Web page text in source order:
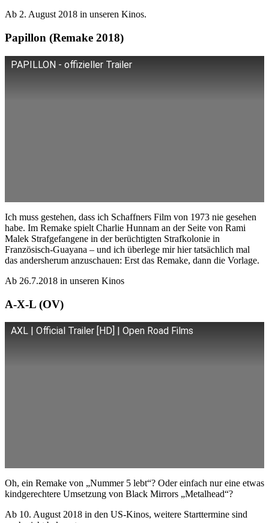
Ab 2. August 2018 in unseren Kinos.
Papillon (Remake 2018)
PAPILLON - offizieller Trailer
Ich muss gestehen, dass ich Schaffners Film von 1973 nie gesehen
habe. Im Remake spielt Charlie Hunnam an der Seite von Rami
Malek Strafgefangene in der berüchtigten Strafkolonie in
Französisch-Guayana – und ich überlege mir hier tatsächlich mal
das andersherum anzuschauen: Erst das Remake, dann die Vorlage.
Ab 26.7.2018 in unseren Kinos
A-X-L (OV)
AXL | Official Trailer [HD] | Open Road Films
Oh, ein Remake von „Nummer 5 lebt“? Oder einfach nur eine etwas
kindgerechtere Umsetzung von Black Mirrors „Metalhead“?
Ab 10. August 2018 in den US-Kinos, weitere Starttermine sind